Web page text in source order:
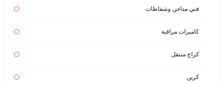
فني مداخن وشفاطات
كاميرات مراقبة
كراج متنقل
كرين